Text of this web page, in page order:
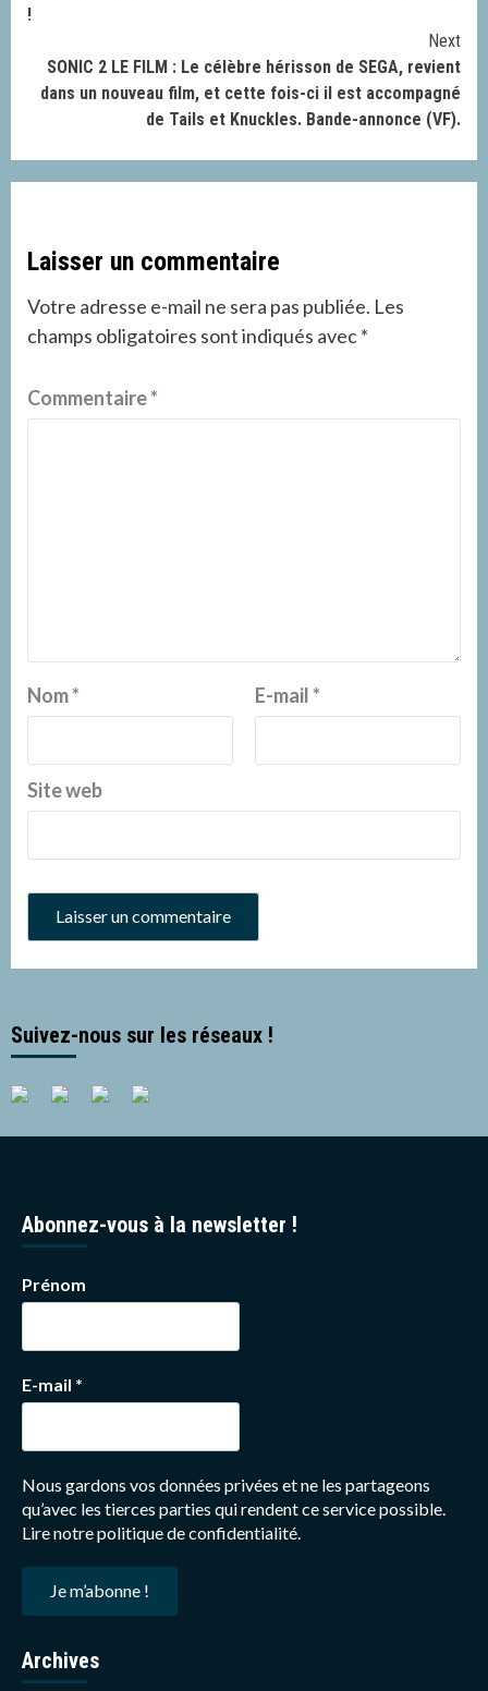
!
Next
SONIC 2 LE FILM : Le célèbre hérisson de SEGA, revient
dans un nouveau film, et cette fois-ci il est accompagné
de Tails et Knuckles. Bande-annonce (VF).
Laisser un commentaire
Votre adresse e-mail ne sera pas publiée. Les
champs obligatoires sont indiqués avec*
Commentaire*
Nom* E-mail*
Site web
Suivez-nous sur les réseaux !
Abonnez-vous à la newsletter !
Prénom
E-mail *
Nous gardons vos données privées et ne les partageons
qu’avec les tierces parties qui rendent ce service possible.
Lire notre politique de confidentialité.
Archives